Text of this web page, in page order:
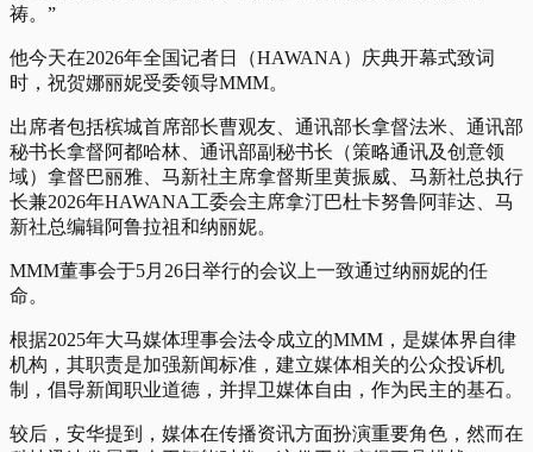
祷。”
他今天在2026年全国记者日（HAWANA）庆典开幕式致词
时，祝贺娜丽妮受委领导MMM。
出席者包括槟城首席部长曹观友、通讯部长拿督法米、通讯部
秘书长拿督阿都哈林、通讯部副秘书长（策略通讯及创意领
域）拿督巴丽雅、马新社主席拿督斯里黄振威、马新社总执行
长兼2026年HAWANA工委会主席拿汀巴杜卡努鲁阿菲达、马
新社总编辑阿鲁拉祖和纳丽妮。
MMM董事会于5月26日举行的会议上一致通过纳丽妮的任
命。
根据2025年大马媒体理事会法令成立的MMM，是媒体界自律
机构，其职责是加强新闻标准，建立媒体相关的公众投诉机
制，倡导新闻职业道德，并捍卫媒体自由，作为民主的基石。
较后，安华提到，媒体在传播资讯方面扮演重要角色，然而在